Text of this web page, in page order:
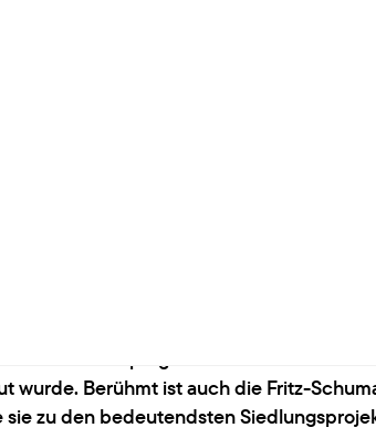
Hamburger Norden
Langenhorn. Er ist bekannt für
wurde. Berühmt ist auch die Fritz-
zu den bedeutendsten